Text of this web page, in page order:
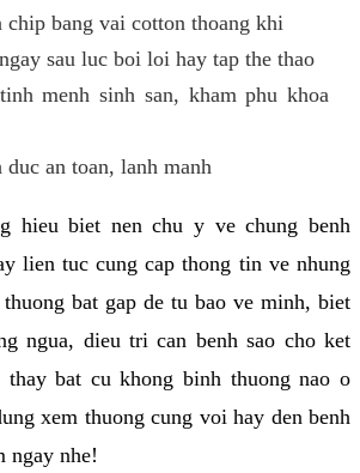
chip bang vai cotton thoang khi
sau luc boi loi hay tap the thao
menh sinh san, kham phu khoa
an toan, lanh manh
hieu biet nen chu y ve chung benh
lien tuc cung cap thong tin ve nhung
bat gap de tu bao ve minh, biet
ngua, dieu tri can benh sao cho ket
bat cu khong binh thuong nao o
xem thuong cung voi hay den benh
ngay nhe!